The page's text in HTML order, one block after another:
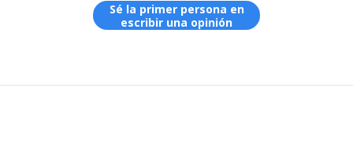
Sé la primer persona en
escribir una opinión